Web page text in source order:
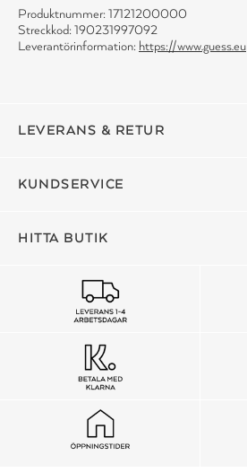
Produktnummer: 17121200000
Streckkod: 190231997092
Leverantörinformation: https://www.guess.eu
LEVERANS & RETUR
KUNDSERVICE
HITTA BUTIK